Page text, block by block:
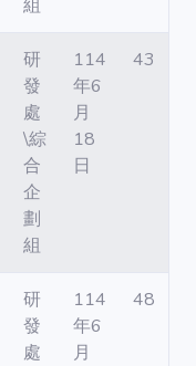
組
研
發
處
\綜
合
企
劃
組
114
年6
月
18
日
43
研
發
處
114
年6
月
48